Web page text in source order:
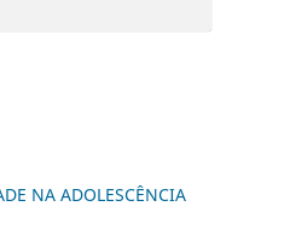
NA ADOLESCÊNCIA